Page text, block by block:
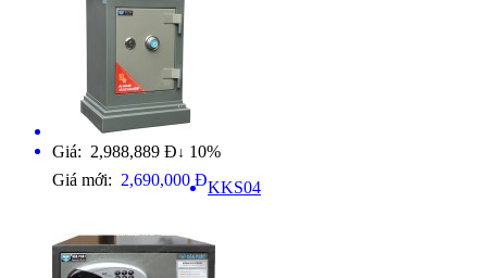
Giá: 2,988,889 Đ ↓ 10%
Giá mới: 2,690,000 ĐKKS04